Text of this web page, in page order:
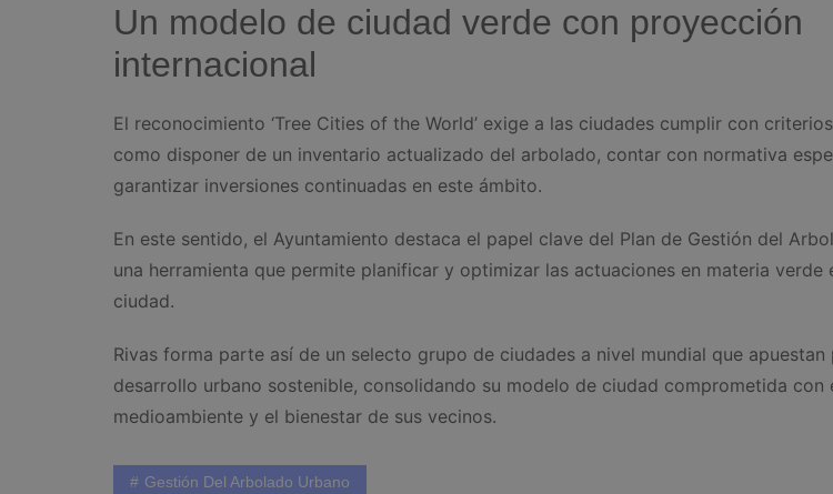
Un modelo de ciudad verde con proyección
internacional
El reconocimiento ‘Tree Cities of the World’ exige a las ciudades cumplir con
como disponer de un inventario actualizado del arbolado, contar con normativa
garantizar inversiones continuadas en este ámbito.
En este sentido, el Ayuntamiento destaca el papel clave del Plan de Gestión del
una herramienta que permite planificar y optimizar las actuaciones en materia verde
ciudad.
Rivas forma parte así de un selecto grupo de ciudades a nivel mundial que apuestan
desarrollo urbano sostenible, consolidando su modelo de ciudad comprometida con
medioambiente y el bienestar de sus vecinos.
Gestión Del Arbolado Urbano